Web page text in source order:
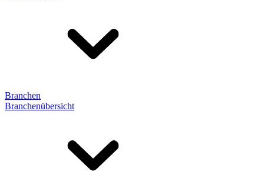
Branchen
Branchenübersicht